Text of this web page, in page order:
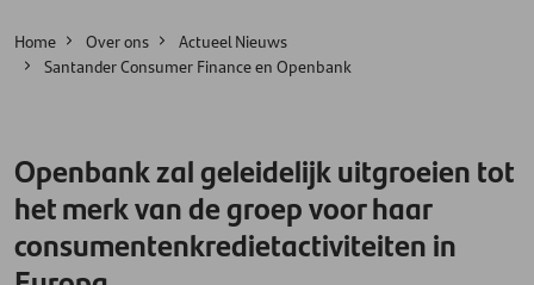
Home Over ons
Actueel Nieuws
Santander Consumer Finance en Openbank
Openbank zal geleidelijk uitgroeien tot
het merk van de groep voor haar
consumentenkredietactiviteiten in